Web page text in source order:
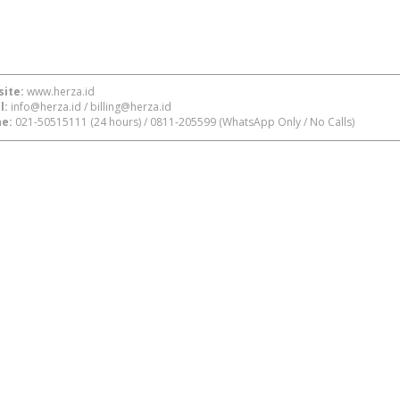
www.herza.id
info@herza.id / billing@herza.id
021-50515111 (24 hours) / 0811-205599 (WhatsApp Only / No Calls)